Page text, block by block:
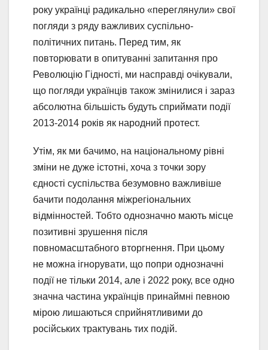
року українці радикально «переглянули» свої
погляди з ряду важливих суспільно-
політичних питань. Перед тим, як
повторювати в опитуванні запитання про
Революцію Гідності, ми насправді очікували,
що погляди українців також змінилися і зараз
абсолютна більшість будуть сприймати події
2013-2014 років як народний протест.
Утім, як ми бачимо, на національному рівні
зміни не дуже істотні, хоча з точки зору
єдності суспільства безумовно важливіше
бачити подолання міжрегіональних
відмінностей. Тобто однозначно мають місце
позитивні зрушення після
повномасштабного вторгнення. При цьому
не можна ігнорувати, що попри однозначні
події не тільки 2014, але і 2022 року, все одно
значна частина українців принаймні певною
мірою лишаються сприйнятливими до
російських трактувань тих подій.